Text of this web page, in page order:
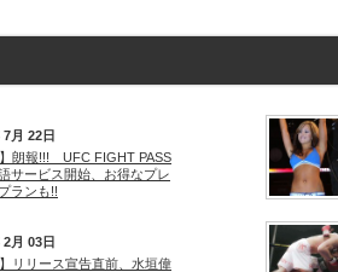
月 22日
】朗報!!! UFC FIGHT PASS
サービス開始、お得なプレ
ランも!!
月 03日
】リリース宣告直前、水垣偉